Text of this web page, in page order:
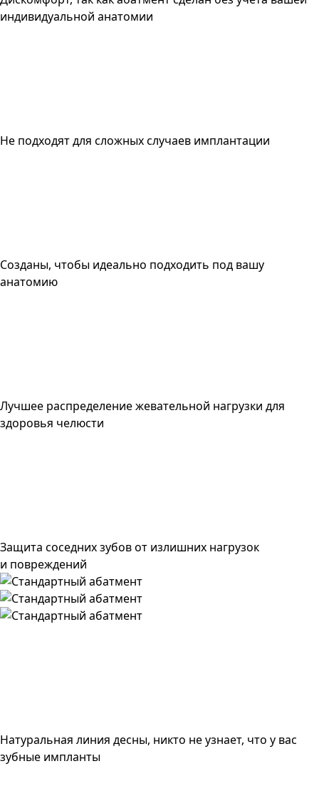
индивидуальной анатомии
Не подходят для сложных случаев имплантации
Созданы, чтобы идеально подходить под вашу
анатомию
Лучшее распределение жевательной нагрузки для
здоровья челюсти
Защита соседних зубов от излишних нагрузок
и повреждений
Натуральная линия десны, никто не узнает, что у вас
зубные импланты